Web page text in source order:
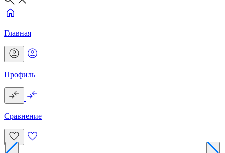
Главная
Профиль
Сравнение